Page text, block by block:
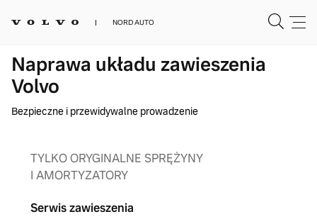
NORD AUTO
Naprawa układu zawieszenia
Volvo
Bezpieczne i przewidywalne prowadzenie
TYLKO ORYGINALNE SPRĘŻYNY
I AMORTYZATORY
Serwis zawieszenia